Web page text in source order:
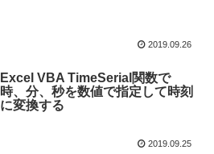
2019.09.26
Excel VBA TimeSerial関数で
時、分、秒を数値で指定して時刻
に変換する
2019.09.25